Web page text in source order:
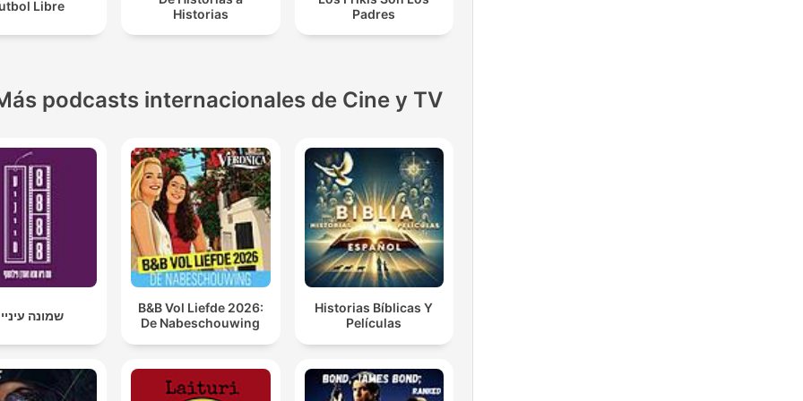
Libre
Historias
Padres
podcasts internacionales de Cine y TV
שמונה
B&B Vol Liefde 2026:
De Nabeschouwing
Historias Bíblicas Y
Películas